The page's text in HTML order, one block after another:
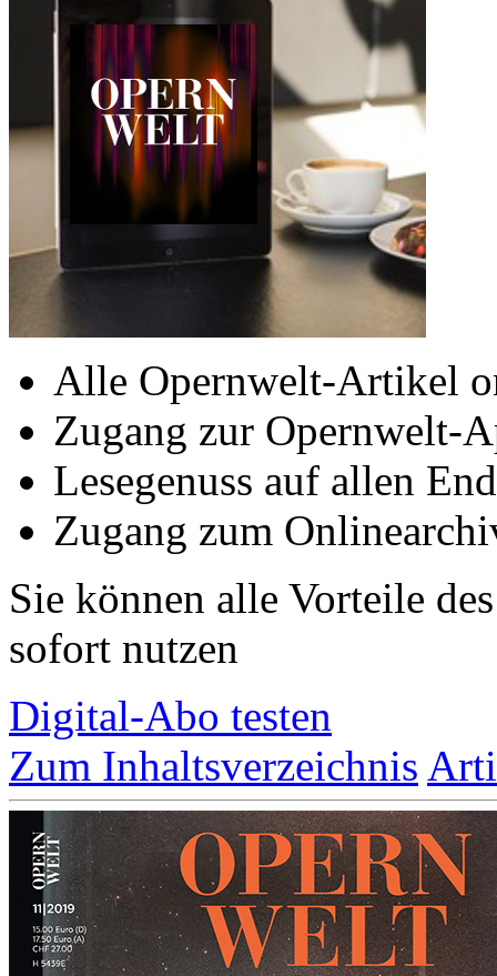
Alle Opernwelt-Artikel
Zugang zur Opernwelt-
Lesegenuss auf allen
Zugang zum
Sie können alle Vorteile
sofort nutzen
Digital-Abo testen
Zum Inhaltsverzeichnis